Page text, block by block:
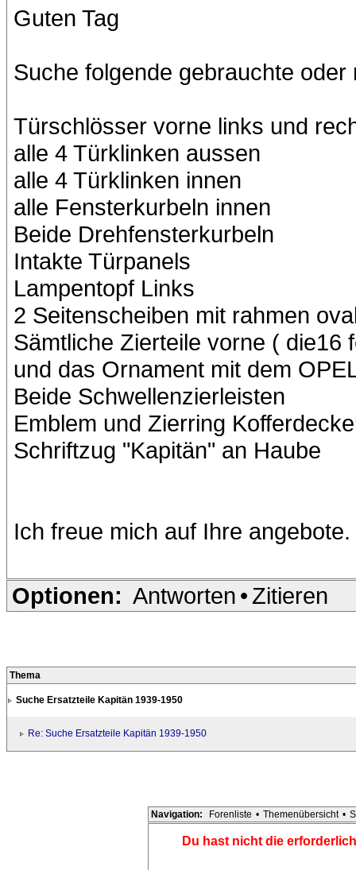
Guten Tag
Suche folgende gebrauchte
Türschlösser vorne links und
alle 4 Türklinken aussen
alle 4 Türklinken innen
alle Fensterkurbeln innen
Beide Drehfensterkurbeln
Intakte Türpanels
Lampentopf Links
2 Seitenscheiben mit rahmen
Sämtliche Zierteile vorne ( die16
und das Ornament mit dem
Beide Schwellenzierleisten
Emblem und Zierring
Schriftzug "Kapitän" an Haube
Ich freue mich auf Ihre angebote.
Optionen: Antworten • Zitieren
Thema
Suche Ersatzteile Kapitän 1939-1950
Re: Suche Ersatzteile Kapitän 1939-1950
Navigation: Forenliste • Themenübersicht •
Du hast nicht die